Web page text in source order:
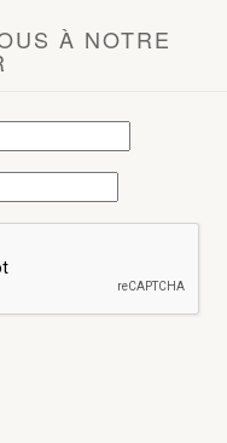
À NOTRE